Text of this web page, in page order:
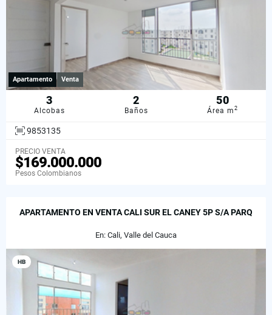
Apartamento Venta
3
Alcobas
2
Baños
50
Área m2
9853135
PRECIO VENTA
$169.000.000
Pesos Colombianos
APARTAMENTO EN VENTA CALI SUR EL CANEY 5P S/A PARQ
En: Cali, Valle del Cauca
HB